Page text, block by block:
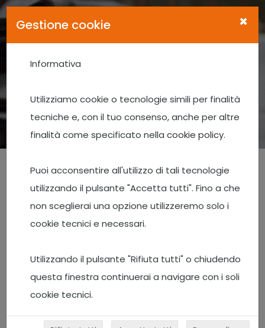
News e eventi
Convegno Finale sulle attività e i risultati conseguiti per il
PROGETTO SALUTE n. 5149094
Gestione cookie ×
Informativa
Utilizziamo cookie o tecnologie simili per finalità
tecniche e, con il tuo consenso, anche per altre
finalità come specificato nella cookie policy.
Puoi acconsentire all'utilizzo di tali tecnologie
utilizzando il pulsante "Accetta tutti". Fino a che
non sceglierai una opzione utilizzeremo solo i
cookie tecnici e necessari.
Utilizzando il pulsante "Rifiuta tutti" o chiudendo
questa finestra continuerai a navigare con i soli
cookie tecnici.